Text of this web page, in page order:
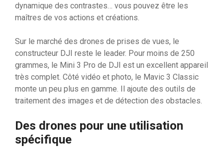
dynamique des contrastes… vous pouvez être les
maîtres de vos actions et créations.
Sur le marché des drones de prises de vues, le
constructeur DJI reste le leader. Pour moins de 250
grammes, le Mini 3 Pro de DJI est un excellent appareil
très complet. Côté vidéo et photo, le Mavic 3 Classic
monte un peu plus en gamme. Il ajoute des outils de
traitement des images et de détection des obstacles.
Des drones pour une utilisation
spécifique